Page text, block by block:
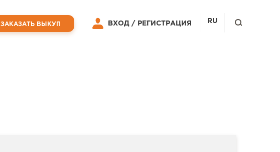
ЗАКАЗАТЬ ВЫКУП ВХОД / РЕГИСТРАЦИЯ RU